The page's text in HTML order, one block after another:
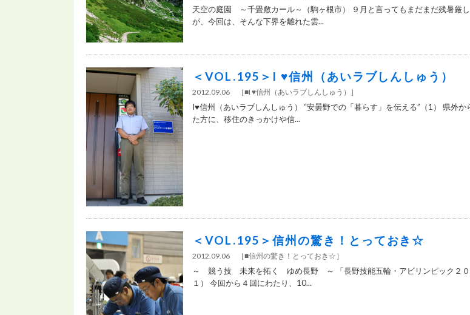
天空の庭園 ～千畳敷カール～（駒ヶ根市） ９月と言ってもまだまだ残暑厳
が、今回は、そんな下界を離れた雲...
＜VOL.195＞I ♥信州（あいラブしんしゅう）
2012.09.06 ［■I ♥信州（あいラブしんしゅう） ］
I♥信州（あいラブしんしゅう） “安曇野での「暮らす」を伝える”（1） 県外か
た方に、移住のきっかけや信...
＜VOL.195＞信州の驚き！とっておき☆
2012.09.06 ［■信州の驚き！とっておき☆ ］
～ 競う技 未来を拓く ゆめ長野 ～ 「長野技能五輪・アビリンピック２０
１） 今回から４回にわたり、10...